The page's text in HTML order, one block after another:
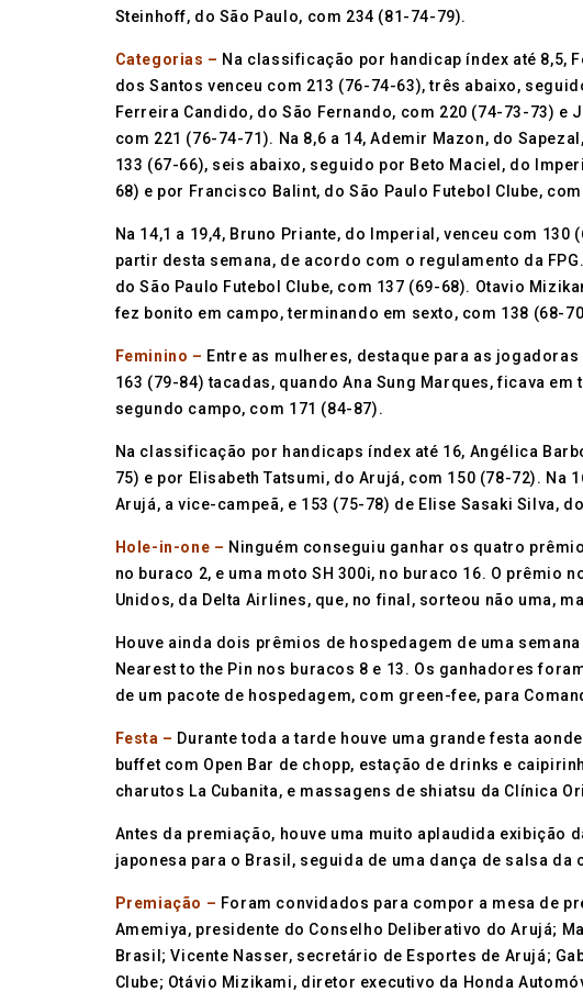
Steinhoff, do São Paulo, com 234 (81-74-79).
Categorias – Na classificação por handicap índex até 8,5,
dos Santos venceu com 213 (76-74-63), três abaixo,
Ferreira Candido, do São Fernando, com 220 (74-73-73) e
com 221 (76-74-71). Na 8,6 a 14, Ademir Mazon, do
133 (67-66), seis abaixo, seguido por Beto Maciel, do
68) e por Francisco Balint, do São Paulo Futebol Clube,
Na 14,1 a 19,4, Bruno Priante, do Imperial, venceu com
partir desta semana, de acordo com o regulamento da
do São Paulo Futebol Clube, com 137 (69-68). Otavio
fez bonito em campo, terminando em sexto, com 138 (68-
Feminino – Entre as mulheres, destaque para as
163 (79-84) tacadas, quando Ana Sung Marques, ficava
segundo campo, com 171 (84-87).
Na classificação por handicaps índex até 16, Angélica
75) e por Elisabeth Tatsumi, do Arujá, com 150 (78-72). Na
Arujá, a vice-campeã, e 153 (75-78) de Elise Sasaki Silva,
Hole-in-one – Ninguém conseguiu ganhar os quatro
no buraco 2, e uma moto SH 300i, no buraco 16. O prêmio
Unidos, da Delta Airlines, que, no final, sorteou não uma,
Houve ainda dois prêmios de hospedagem de uma
Nearest to the Pin nos buracos 8 e 13. Os ganhadores
de um pacote de hospedagem, com green-fee, para
Festa – Durante toda a tarde houve uma grande festa
buffet com Open Bar de chopp, estação de drinks e
charutos La Cubanita, e massagens de shiatsu da Clínica
Antes da premiação, houve uma muito aplaudida exibição
japonesa para o Brasil, seguida de uma dança de salsa
Premiação – Foram convidados para compor a mesa de
Amemiya, presidente do Conselho Deliberativo do Arujá;
Brasil; Vicente Nasser, secretário de Esportes de Arujá;
Clube; Otávio Mizikami, diretor executivo da Honda